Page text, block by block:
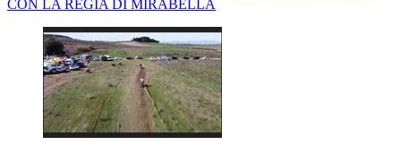
CON LA REGIA DI MIRABELLA